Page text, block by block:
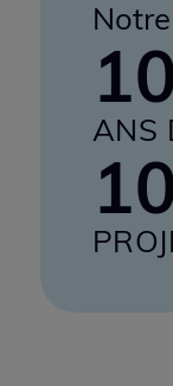
terrain,
met ses
au